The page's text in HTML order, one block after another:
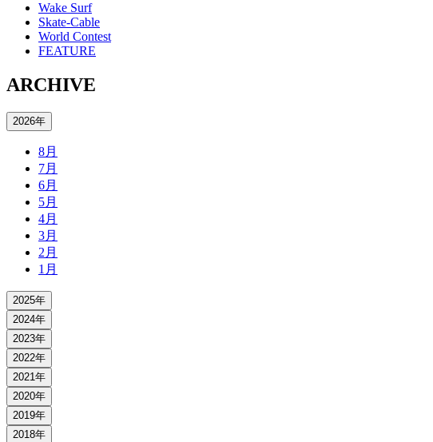
Wake Surf
Skate-Cable
World Contest
FEATURE
ARCHIVE
2026年
8月
7月
6月
5月
4月
3月
2月
1月
2025年
2024年
2023年
2022年
2021年
2020年
2019年
2018年